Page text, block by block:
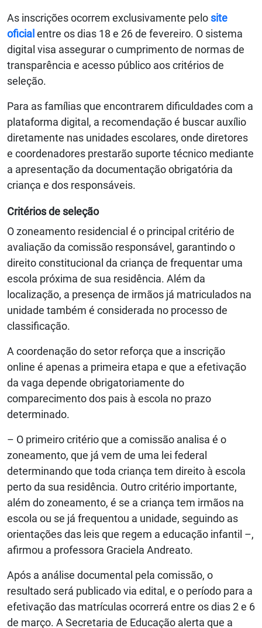
As inscrições ocorrem exclusivamente pelosite
oficial entre os dias 18 e 26 de fevereiro. O sistema
digital visa assegurar o cumprimento de normas de
transparência e acesso público aos critérios de
seleção.
Para as famílias que encontrarem dificuldades com a
plataforma digital, a recomendação é buscar auxílio
diretamente nas unidades escolares, onde diretores
e coordenadores prestarão suporte técnico mediante
a apresentação da documentação obrigatória da
criança e dos responsáveis.
Critérios de seleção
O zoneamento residencial é o principal critério de
avaliação da comissão responsável, garantindo o
direito constitucional da criança de frequentar uma
escola próxima de sua residência. Além da
localização, a presença de irmãos já matriculados na
unidade também é considerada no processo de
classificação.
A coordenação do setor reforça que a inscrição
online é apenas a primeira etapa e que a efetivação
da vaga depende obrigatoriamente do
comparecimento dos pais à escola no prazo
determinado.
– O primeiro critério que a comissão analisa é o
zoneamento, que já vem de uma lei federal
determinando que toda criança tem direito à escola
perto da sua residência. Outro critério importante,
além do zoneamento, é se a criança tem irmãos na
escola ou se já frequentou a unidade, seguindo as
orientações das leis que regem a educação infantil –,
afirmou a professora Graciela Andreato.
Após a análise documental pela comissão, o
resultado será publicado via edital, e o período para a
efetivação das matrículas ocorrerá entre os dias 2 e 6
de março. A Secretaria de Educação alerta que a